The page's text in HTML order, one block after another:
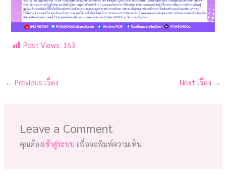
Post Views: 163
← Previous เรื่อง Next เรื่อง →
Leave a Comment
คุณต้องเข้าสู่ระบบ เพื่อจะพิมพ์ความเห็น